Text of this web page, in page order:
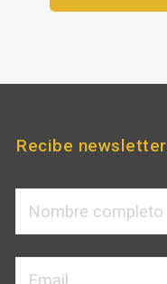
Recibe